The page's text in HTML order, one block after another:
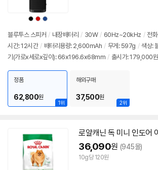
상
품
상
상
품
색
상
상
품
색
상
블루투스 스피커 / 내장배터리 / 30W / 60Hz~20kHz / 전
시간: 12시간 / 배터리용량: 2,600mAh / 무게: 597g / 색상:
기(가로x세로x깊이): 66x196.6x68mm / 출시가: 179,000원
1위
정품
62,800원
2위
해외구매
37,500원
로얄캐닌 독 미니 인도어
36,090원 (945몰)
10g당 120원